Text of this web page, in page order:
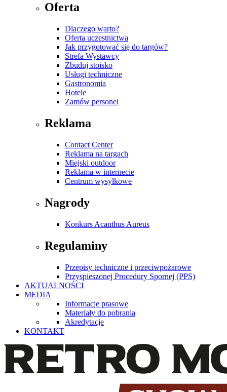
Oferta
Dlaczego warto?
Oferta uczestnictwa
Jak przygotować się do targów?
Strefa Wystawcy
Zbuduj stoisko
Usługi techniczne
Gastronomia
Hotele
Zamów personel
Reklama
Contact Center
Reklama na targach
Miejski outdoor
Reklama w internecie
Centrum wysyłkowe
Nagrody
Konkurs Acanthus Aureus
Regulaminy
Przepisy techniczne i przeciwpożarowe
Przyspieszonej Procedury Spornej (PPS)
AKTUALNOŚCI
MEDIA
Informacje prasowe
Materiały do pobrania
Akredytacje
KONTAKT